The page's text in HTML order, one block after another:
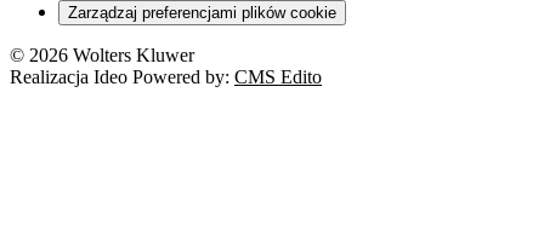
Zarządzaj preferencjami plików cookie
© 2026 Wolters Kluwer
Realizacja Ideo Powered by: CMS Edito